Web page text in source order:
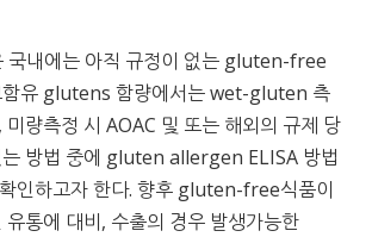
국내에는 아직 규정이 없는 gluten-free
함유 glutens 함량에서는 wet-gluten 측
량측정 시 AOAC 및 또는 해외의 규제 당
는 방법 중에 gluten allergen ELISA 방법
인하고자 한다. 향후 gluten-free식품이
유통에 대비, 수출의 경우 발생가능한